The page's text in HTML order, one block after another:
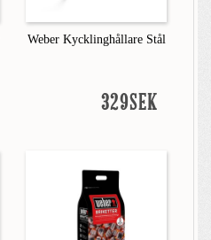
Weber Kycklinghållare Stål
329SEK